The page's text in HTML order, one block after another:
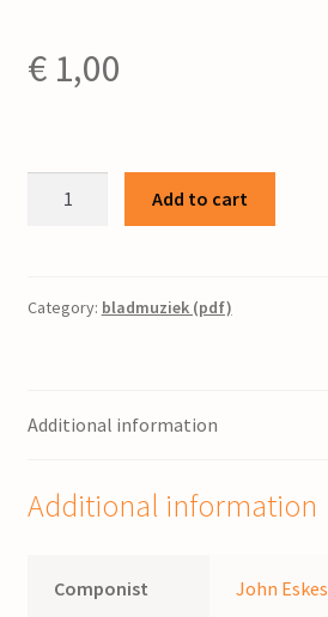
€1,00
/
Add to cart
Category: bladmuziek (pdf)
Additional information
Additional information
Componist John Eskes